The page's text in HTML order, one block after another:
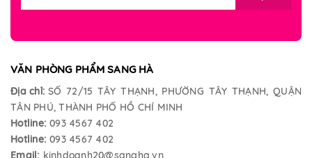
VĂN PHÒNG PHẨM SANG HÀ
Địa chỉ: SỐ 72/15 TÂY THẠNH, PHƯỜNG TÂY THẠNH, QUẬN
TÂN PHÚ, THÀNH PHỐ HỒ CHÍ MINH
Hotline: 093 4567 402
Hotline: 093 4567 402
Email: kinhdoanh20@sangha.vn